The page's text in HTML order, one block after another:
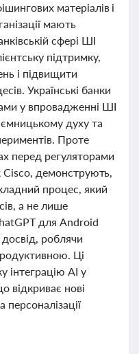
матеріалів і
мають
сфері ШІ
підтримку,
і підвищити
Українські банки
у впровадженні ШІ
духу та
Проте
перед регуляторами
Cisco, демонструють,
процес, який
а не лише
для Android
роблячи
Ці
інтеграцію AI у
відкриває нові
персоналізації